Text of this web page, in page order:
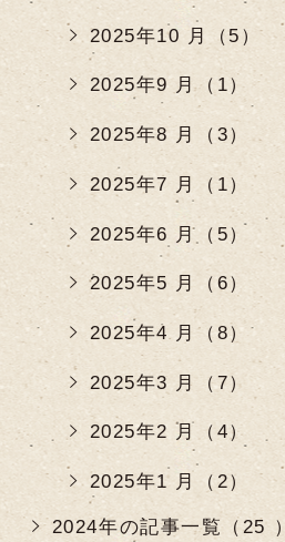
2025年10 月（5）
2025年9 月（1）
2025年8 月（3）
2025年7 月（1）
2025年6 月（5）
2025年5 月（6）
2025年4 月（8）
2025年3 月（7）
2025年2 月（4）
2025年1 月（2）
2024年の記事一覧（25 ）